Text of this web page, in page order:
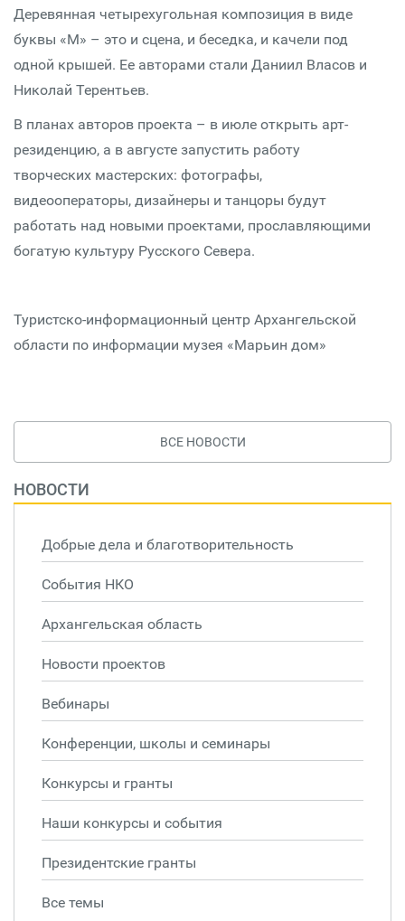
Деревянная четырехугольная композиция в виде
буквы «М» – это и сцена, и беседка, и качели под
одной крышей. Ее авторами стали Даниил Власов и
Николай Терентьев.
В планах авторов проекта – в июле открыть арт-
резиденцию, а в августе запустить работу
творческих мастерских: фотографы,
видеооператоры, дизайнеры и танцоры будут
работать над новыми проектами, прославляющими
богатую культуру Русского Севера.
Туристско-информационный центр Архангельской
области по информации музея «Марьин дом»
ВСЕ НОВОСТИ
НОВОСТИ
Добрые дела и благотворительность
События НКО
Архангельская область
Новости проектов
Вебинары
Конференции, школы и семинары
Конкурсы и гранты
Наши конкурсы и события
Президентские гранты
Все темы